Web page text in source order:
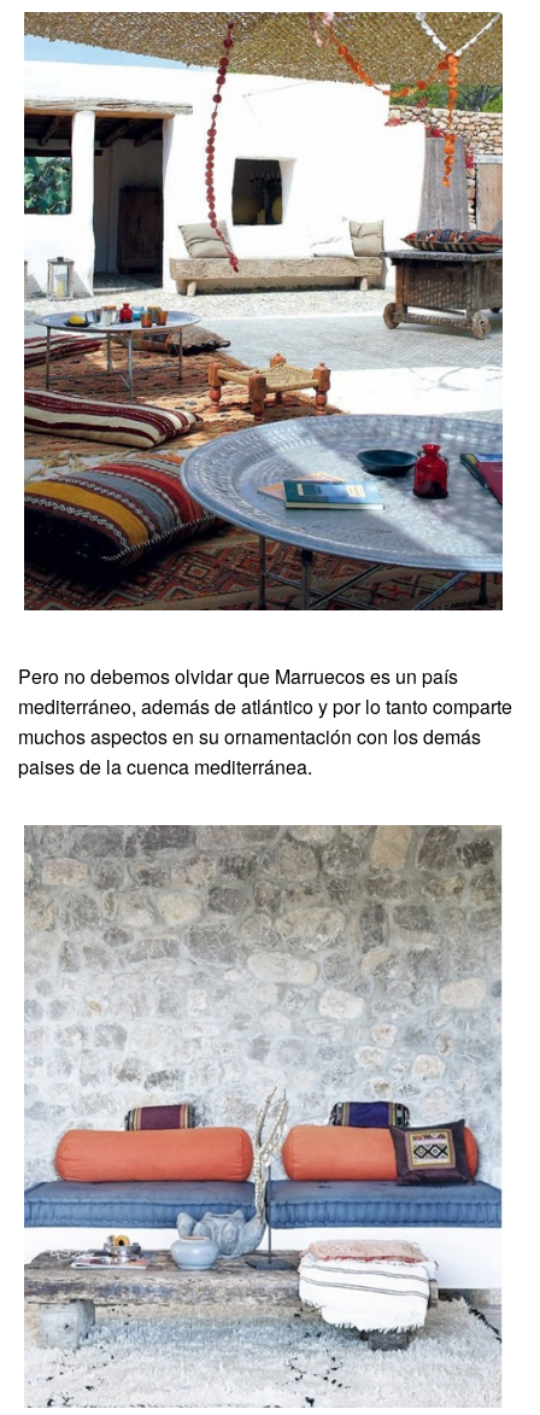
Pero no debemos olvidar que Marruecos es un país
mediterráneo, además de atlántico y por lo tanto comparte
muchos aspectos en su ornamentación con los demás
paises de la cuenca mediterránea.